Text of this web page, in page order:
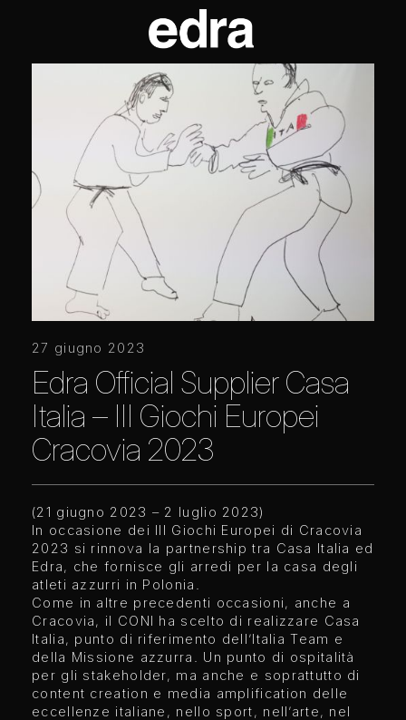
27 giugno 2023
Edra Official Supplier Casa
Italia – III Giochi Europei
Cracovia 2023
(21 giugno 2023 – 2 luglio 2023)
In occasione dei III Giochi Europei di Cracovia
2023 si rinnova la partnership tra Casa Italia ed
Edra, che fornisce gli arredi per la casa degli
atleti azzurri in Polonia.
Come in altre precedenti occasioni, anche a
Cracovia, il CONI ha scelto di realizzare Casa
Italia, punto di riferimento dell’Italia Team e
della Missione azzurra. Un punto di ospitalità
per gli stakeholder, ma anche e soprattutto di
content creation e media amplification delle
eccellenze italiane, nello sport, nell’arte, nel